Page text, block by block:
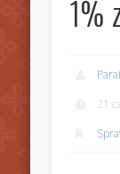
1%
21